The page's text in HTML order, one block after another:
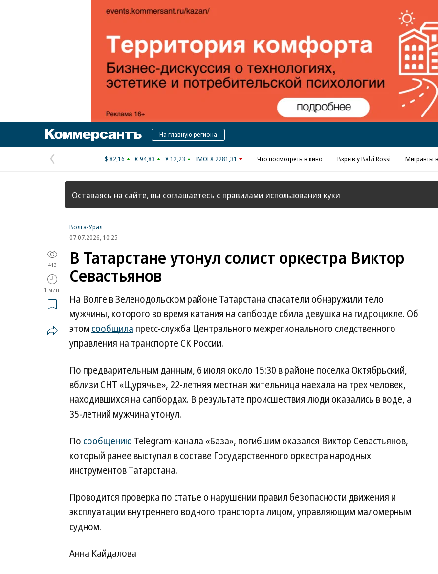
Реклама в «Ъ» www.kommersant.ru/ad
КоммерсантъНа главную региона
Предыдущая
страница
$ 82,16 € 94,83 ¥ 12,23 IMOEX 2281,31 Что посмотреть в кино Взрыв у Balzi Rossi Мигранты
Оставаясь на сайте, вы соглашаетесь с правилами использования куки
Волга-Урал
07.07.2026, 10:25
413
1 мин.
В Татарстане утонул солист оркестра Виктор
Севастьянов
На Волге в Зеленодольском районе Татарстана спасатели обнаружили тело
мужчины, которого во время катания на сапборде сбила девушка на гидроцикле. Об
этом сообщила пресс-служба Центрального межрегионального следственного
управления на транспорте СК России.
По предварительным данным, 6 июля около 15:30 в районе поселка Октябрьский,
вблизи СНТ «Щурячье», 22-летняя местная жительница наехала на трех человек,
находившихся на сапбордах. В результате происшествия люди оказались в воде, а
35-летний мужчина утонул.
По сообщению Telegram-канала «База», погибшим оказался Виктор Севастьянов,
который ранее выступал в составе Государственного оркестра народных
инструментов Татарстана.
Проводится проверка по статье о нарушении правил безопасности движения и
эксплуатации внутреннего водного транспорта лицом, управляющим маломерным
судном.
Анна Кайдалова